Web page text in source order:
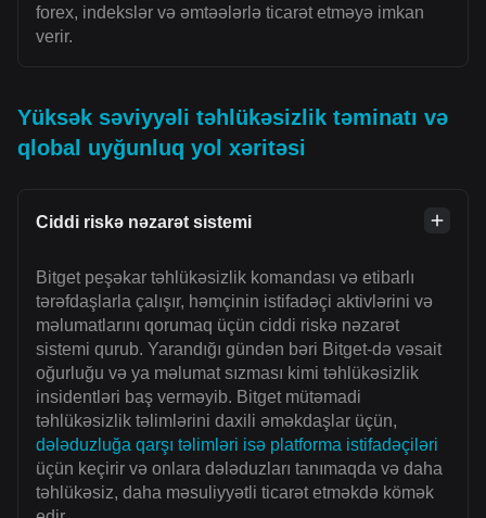
forex, indekslər və əmtəələrlə ticarət etməyə imkan
verir.
Yüksək səviyyəli təhlükəsizlik təminatı və
qlobal uyğunluq yol xəritəsi
Ciddi riskə nəzarət sistemi
Bitget peşəkar təhlükəsizlik komandası və etibarlı
tərəfdaşlarla çalışır, həmçinin istifadəçi aktivlərini və
məlumatlarını qorumaq üçün ciddi riskə nəzarət
sistemi qurub. Yarandığı gündən bəri Bitget-də vəsait
oğurluğu və ya məlumat sızması kimi təhlükəsizlik
insidentləri baş verməyib. Bitget mütəmadi
təhlükəsizlik təlimlərini daxili əməkdaşlar üçün,
dələduzluğa qarşı təlimləri isə platforma istifadəçiləri
üçün keçirir və onlara dələduzları tanımaqda və daha
təhlükəsiz, daha məsuliyyətli ticarət etməkdə kömək